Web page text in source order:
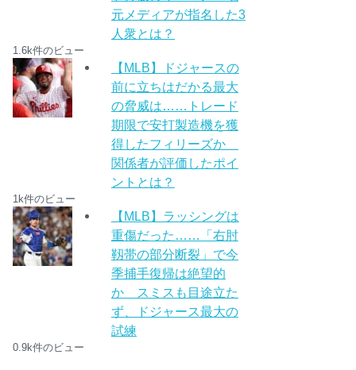
元メディアが指名した3
人衆とは？
1.6k件のビュー
【MLB】ドジャースの
前に立ちはだかる最大
の脅威は……トレード
期限で安打製造機を獲
得したフィリーズか
関係者が評価したポイ
ントとは？
1k件のビュー
【MLB】ラッシングは
重傷だった……「右肘
靱帯の部分断裂」で今
季捕手復帰は絶望的
か スミスも目途立た
ず、ドジャース最大の
試練
0.9k件のビュー